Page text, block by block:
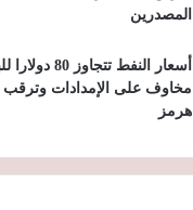
المصدرين
أسعار النفط
مخاوف على الإمدادات
هرمز